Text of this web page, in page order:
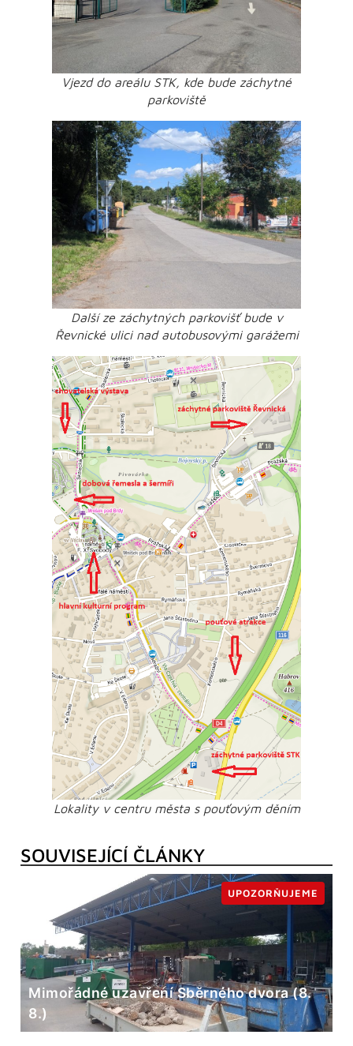
Vjezd do areálu STK, kde bude záchytné
parkoviště
Další ze záchytných parkovišť bude v
Řevnické ulici nad autobusovými garážemi
Lokality v centru města s pouťovým děním
SOUVISEJÍCÍ ČLÁNKY
Mimořádné uzavření Sběrného dvora (8.
8.)
UPOZORŇUJEME